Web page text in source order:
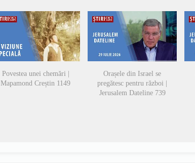
Povestea unei chemări |
Mapamond Creștin 1149
Orașele din Israel se
pregătesc pentru război |
Jerusalem Dateline 739